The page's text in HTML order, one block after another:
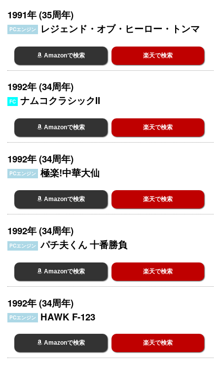
1991年 (35周年)
PCエンジン レジェンド・オブ・ヒーロー・トンマ
Amazonで検索 楽天で検索
1992年 (34周年)
FC ナムコクラシックII
Amazonで検索 楽天で検索
1992年 (34周年)
PCエンジン 極楽!中華大仙
Amazonで検索 楽天で検索
1992年 (34周年)
PCエンジン パチ夫くん 十番勝負
Amazonで検索 楽天で検索
1992年 (34周年)
PCエンジン HAWK F-123
Amazonで検索 楽天で検索